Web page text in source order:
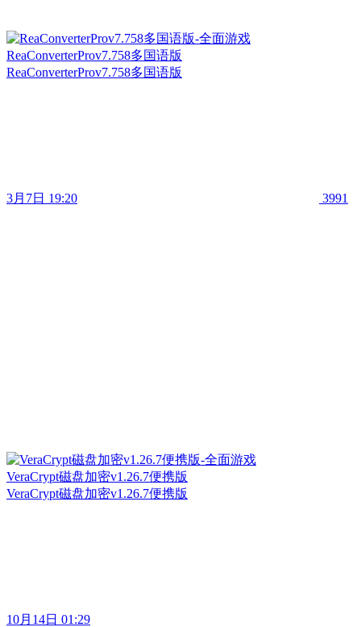
ReaConverterProv7.758多国语版
ReaConverterProv7.758多国语版
3月7日 19:20 3991
VeraCrypt磁盘加密v1.26.7便携版
VeraCrypt磁盘加密v1.26.7便携版
10月14日 01:29